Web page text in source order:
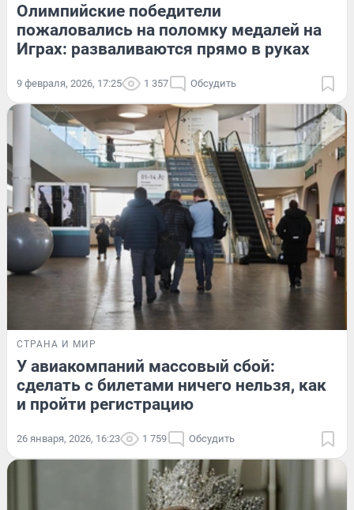
Олимпийские победители
пожаловались на поломку медалей на
Играх: разваливаются прямо в руках
9 февраля, 2026, 17:25 1 357 Обсудить
СТРАНА И МИР
У авиакомпаний массовый сбой:
сделать с билетами ничего нельзя, как
и пройти регистрацию
26 января, 2026, 16:23 1 759 Обсудить